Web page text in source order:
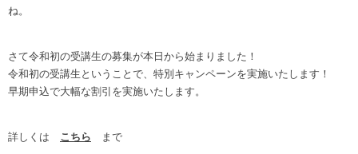
ね。
さて令和初の受講生の募集が本日から始まりました！
令和初の受講生ということで、特別キャンペーンを実施いたします！
早期申込で大幅な割引を実施いたします。
詳しくは こちら まで